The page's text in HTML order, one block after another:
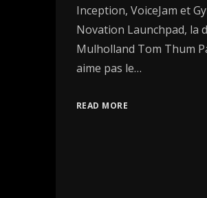
Inception, VoiceJam et
Novation Launchpad, la
Mulholland Tom Thum
aime pas le…
READ MORE